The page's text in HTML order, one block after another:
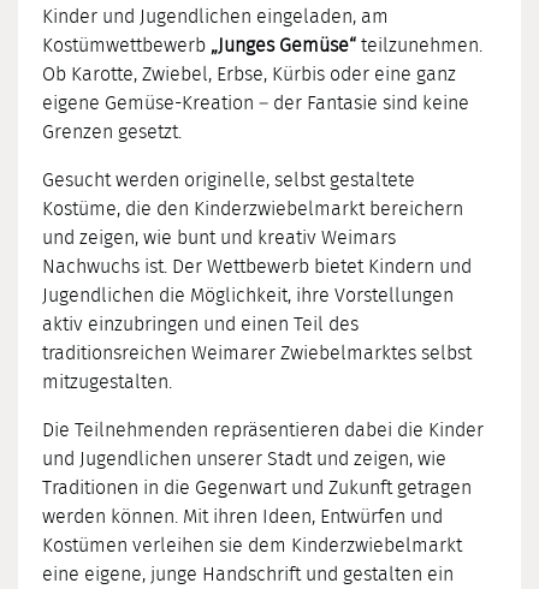
Kinder und Jugendlichen eingeladen, am
Kostümwettbewerb „Junges Gemüse“ teilzunehmen.
Ob Karotte, Zwiebel, Erbse, Kürbis oder eine ganz
eigene Gemüse-Kreation – der Fantasie sind keine
Grenzen gesetzt.
Gesucht werden originelle, selbst gestaltete
Kostüme, die den Kinderzwiebelmarkt bereichern
und zeigen, wie bunt und kreativ Weimars
Nachwuchs ist. Der Wettbewerb bietet Kindern und
Jugendlichen die Möglichkeit, ihre Vorstellungen
aktiv einzubringen und einen Teil des
traditionsreichen Weimarer Zwiebelmarktes selbst
mitzugestalten.
Die Teilnehmenden repräsentieren dabei die Kinder
und Jugendlichen unserer Stadt und zeigen, wie
Traditionen in die Gegenwart und Zukunft getragen
werden können. Mit ihren Ideen, Entwürfen und
Kostümen verleihen sie dem Kinderzwiebelmarkt
eine eigene, junge Handschrift und gestalten ein